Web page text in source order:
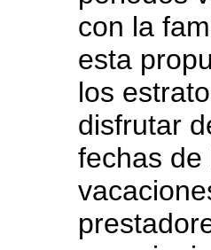
con la
esta
los
disfrutar
fechas de